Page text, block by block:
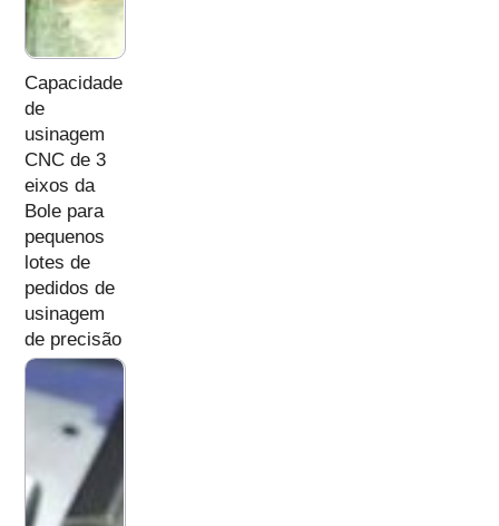
Capacidade
de
usinagem
CNC de 3
eixos da
Bole para
pequenos
lotes de
pedidos de
usinagem
de precisão